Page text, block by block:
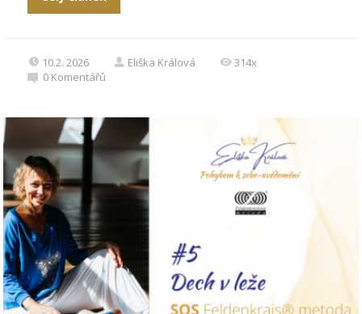
10.2. 2026 Eliška Králová
314x
0 Komentářů